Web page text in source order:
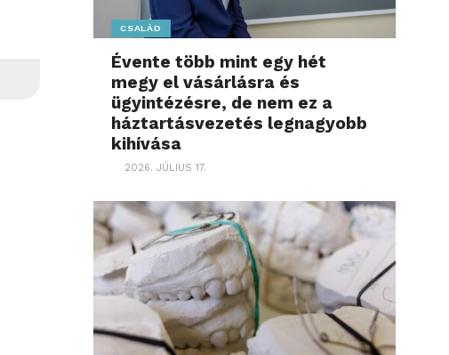
CSALÁD
Évente több mint egy hét
megy el vásárlásra és
ügyintézésre, de nem ez a
háztartásvezetés legnagyobb
kihívása
2026. JÚLIUS 17.